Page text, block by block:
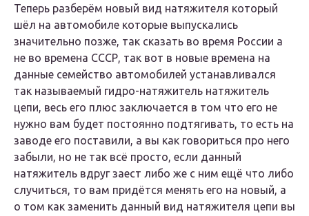
Теперь разберём новый вид натяжителя который
шёл на автомобиле которые выпускались
значительно позже, так сказать во время России а
не во времена СССР, так вот в новые времена на
данные семейство автомобилей устанавливался
так называемый гидро-натяжитель натяжитель
цепи, весь его плюс заключается в том что его не
нужно вам будет постоянно подтягивать, то есть на
заводе его поставили, а вы как говориться про него
забыли, но не так всё просто, если данный
натяжитель вдруг заест либо же с ним ещё что либо
случиться, то вам придётся менять его на новый, а
о том как заменить данный вид натяжителя цепи вы